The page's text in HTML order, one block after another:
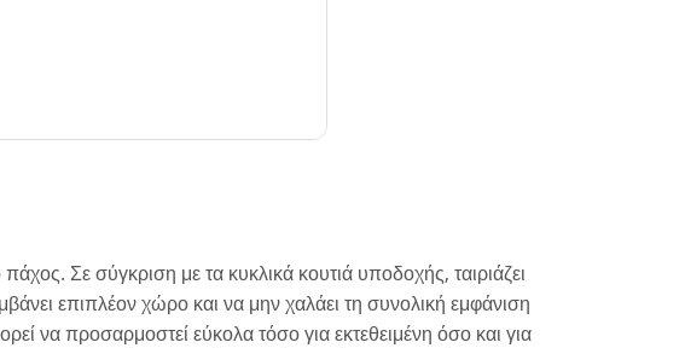
Σε σύγκριση με τα κυκλικά κουτιά υποδοχής, ταιριάζει
επιπλέον χώρο και να μην χαλάει τη συνολική εμφάνιση
να προσαρμοστεί εύκολα τόσο για εκτεθειμένη όσο και για